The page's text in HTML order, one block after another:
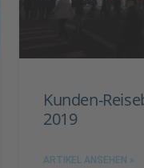
Kunden-
2019
ARTIKEL ANSEHEN »